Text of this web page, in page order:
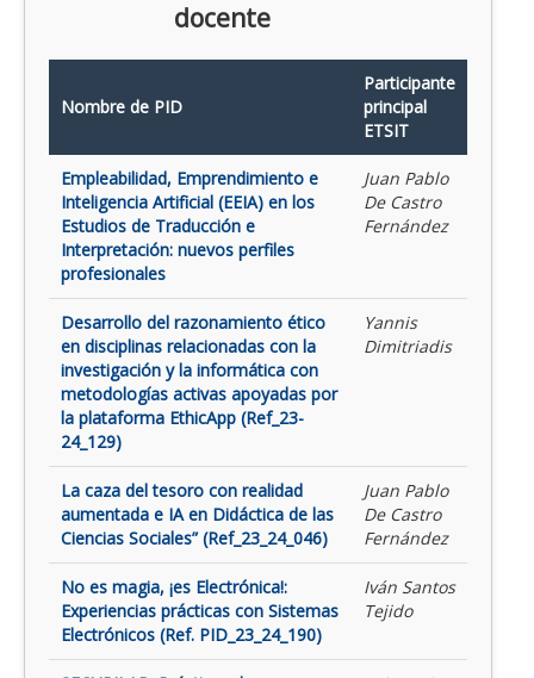
docente
Nombre de PID
Participante
principal
ETSIT
Empleabilidad, Emprendimiento e
Inteligencia Artificial (EEIA) en los
Estudios de Traducción e
Interpretación: nuevos perfiles
profesionales
Juan Pablo
De Castro
Fernández
Desarrollo del razonamiento ético
en disciplinas relacionadas con la
investigación y la informática con
metodologías activas apoyadas por
la plataforma EthicApp (Ref_23-
24_129)
Yannis
Dimitriadis
La caza del tesoro con realidad
aumentada e IA en Didáctica de las
Ciencias Sociales” (Ref_23_24_046)
Juan Pablo
De Castro
Fernández
No es magia, ¡es Electrónica!:
Experiencias prácticas con Sistemas
Electrónicos (Ref. PID_23_24_190)
Iván Santos
Tejido